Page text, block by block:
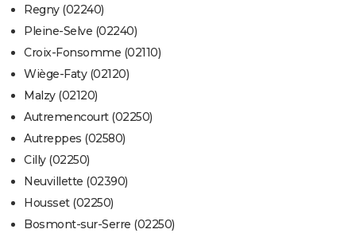
Regny (02240)
Pleine-Selve (02240)
Croix-Fonsomme (02110)
Wiège-Faty (02120)
Malzy (02120)
Autremencourt (02250)
Autreppes (02580)
Cilly (02250)
Neuvillette (02390)
Housset (02250)
Bosmont-sur-Serre (02250)